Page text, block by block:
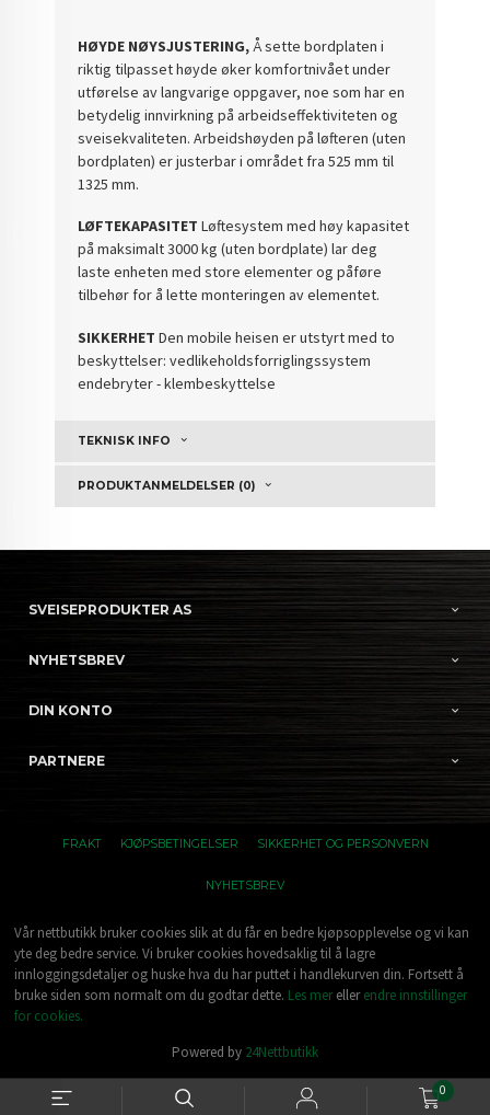
0
HØYDE NØYSJUSTERING,Å sette bordplaten i
riktig tilpasset høyde øker komfortnivået under
utførelse av langvarige oppgaver, noe som har en
betydelig innvirkning på arbeidseffektiviteten og
sveisekvaliteten. Arbeidshøyden på løfteren (uten
bordplaten) er justerbar i området fra 525 mm til
1325 mm. ​
LØFTEKAPASITET Løftesystem med høy kapasitet
på maksimalt 3000 kg (uten bordplate) lar deg
laste enheten med store elementer og påføre
tilbehør for å lette monteringen av elementet.
SIKKERHET Den mobile heisen er utstyrt med to
beskyttelser: vedlikeholdsforriglingssystem
endebryter - klembeskyttelse
TEKNISK INFO
PRODUKTANMELDELSER (0)
SVEISEPRODUKTER AS
NYHETSBREV
DIN KONTO
PARTNERE
FRAKT KJØPSBETINGELSER SIKKERHET OG PERSONVERN
NYHETSBREV
Vår nettbutikk bruker cookies slik at du får en bedre kjøpsopplevelse og vi kan
yte deg bedre service. Vi bruker cookies hovedsaklig til å lagre
innloggingsdetaljer og huske hva du har puttet i handlekurven din. Fortsett å
bruke siden som normalt om du godtar dette. Les merellerendre innstillinger
for cookies.
Powered by 24Nettbutikk